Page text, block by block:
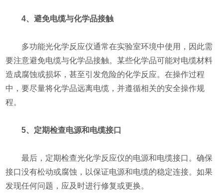
4、避免电缆与化学品接触
多功能光化学反应仪通常在实验室环境中使用，因此需
要注意避免电缆与化学品接触。某些化学品可能对电缆材料
造成腐蚀或损坏，甚至引发危险的化学反应。在操作过程
中，要尽量将化学品远离电缆，并遵循相关的安全操作规
程。
5、定期检查电源和电缆接口
最后，定期检查光化学反应仪的电源和电缆接口。确保
接口没有松动或腐蚀，以保证电源和电缆的稳定连接。如果
发现任何问题，应及时进行修复或更换。